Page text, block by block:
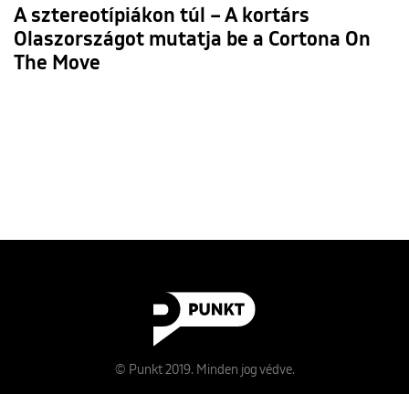
A sztereotípiákon túl – A kortárs
Olaszországot mutatja be a Cortona On
The Move
© Punkt 2019. Minden jog védve.